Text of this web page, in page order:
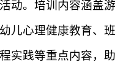
动。培训内容涵盖游
儿心理健康教育、班
实践等重点内容，助